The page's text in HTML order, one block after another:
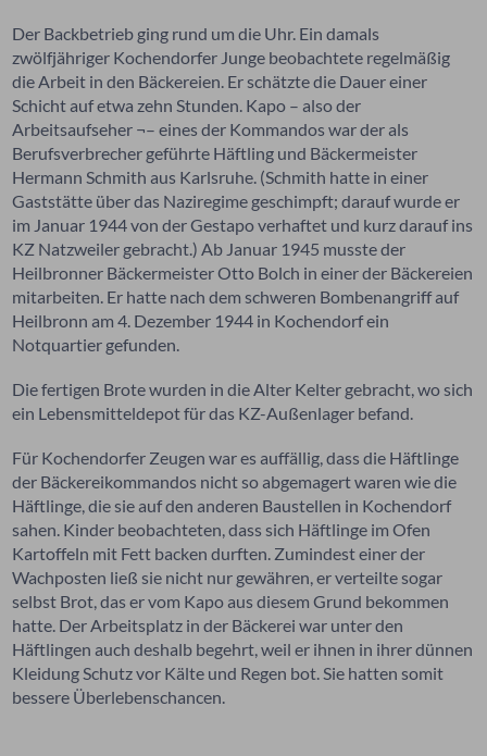
Der Backbetrieb ging rund um die Uhr. Ein damals
zwölfjähriger Kochendorfer Junge beobachtete regelmäßig
die Arbeit in den Bäckereien. Er schätzte die Dauer einer
Schicht auf etwa zehn Stunden. Kapo – also der
Arbeitsaufseher ¬– eines der Kommandos war der als
Berufsverbrecher geführte Häftling und Bäckermeister
Hermann Schmith aus Karlsruhe. (Schmith hatte in einer
Gaststätte über das Naziregime geschimpft; darauf wurde er
im Januar 1944 von der Gestapo verhaftet und kurz darauf ins
KZ Natzweiler gebracht.) Ab Januar 1945 musste der
Heilbronner Bäckermeister Otto Bolch in einer der Bäckereien
mitarbeiten. Er hatte nach dem schweren Bombenangriff auf
Heilbronn am 4. Dezember 1944 in Kochendorf ein
Notquartier gefunden.
Die fertigen Brote wurden in die Alter Kelter gebracht, wo sich
ein Lebensmitteldepot für das KZ-Außenlager befand.
Für Kochendorfer Zeugen war es auffällig, dass die Häftlinge
der Bäckereikommandos nicht so abgemagert waren wie die
Häftlinge, die sie auf den anderen Baustellen in Kochendorf
sahen. Kinder beobachteten, dass sich Häftlinge im Ofen
Kartoffeln mit Fett backen durften. Zumindest einer der
Wachposten ließ sie nicht nur gewähren, er verteilte sogar
selbst Brot, das er vom Kapo aus diesem Grund bekommen
hatte. Der Arbeitsplatz in der Bäckerei war unter den
Häftlingen auch deshalb begehrt, weil er ihnen in ihrer dünnen
Kleidung Schutz vor Kälte und Regen bot. Sie hatten somit
bessere Überlebenschancen.